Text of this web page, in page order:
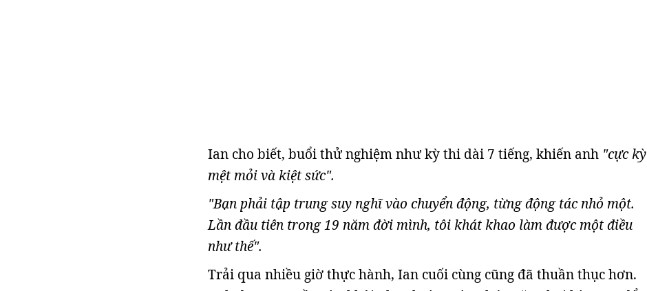
Ian cho biết, buổi thử nghiệm như kỳ thi dài 7 tiếng, khiến anh "cực kỳ
mệt mỏi và kiệt sức".
"Bạn phải tập trung suy nghĩ vào chuyển động, từng động tác nhỏ một.
Lần đầu tiên trong 19 năm đời mình, tôi khát khao làm được một điều
như thế".
Trải qua nhiều giờ thực hành, Ian cuối cùng cũng đã thuần thục hơn.